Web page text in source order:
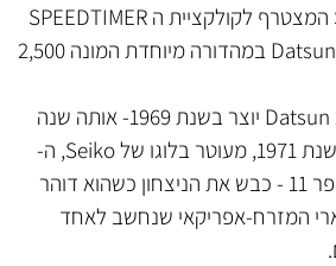
שעון SEIKO PROSPEX המצטרף לקולקציית ה SPEEDTIMER
בהשראת רכב הספורט Datsun במהדורה מיוחדת המונה 2,500
הדגם הראשון של Datsun 240Z יוצר בשנת 1969- אותה שנה
בה נוצר הספידטימר. בשנת 1971, מעוטר בלוגו של Seiko, ה-
Datsun 240Z עם המספר 11 - כבש את הניצחון כשהוא דוהר
המזרח-אפריקאי שנחשב לאחד